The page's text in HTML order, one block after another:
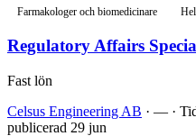
Farmakologer och biomedicinare
Regulatory Affairs
Fast lön
Celsus Engineering AB · — ·
publicerad 29 jun